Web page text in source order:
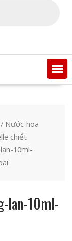
Nước hoa
chiết
10ml-
lan-10ml-